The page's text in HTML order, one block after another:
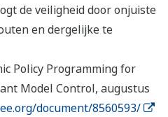
de veiligheid door onjuiste
en dergelijke te
Policy Programming for
Model Control, augustus
document/8560593/